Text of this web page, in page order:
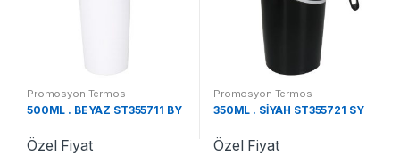
Promosyon Termos
500ML . BEYAZ ST355711 BY
Özel Fiyat
Promosyon Termos
350ML . SİYAH ST355721 SY
Özel Fiyat